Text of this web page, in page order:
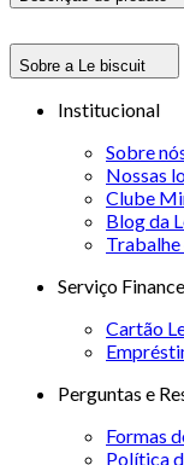
Sobre a Le biscuit
Institucional
Sobre
Nossas
Clube
Blog da
Serviço
Cartão
Perguntas e
Formas
Política